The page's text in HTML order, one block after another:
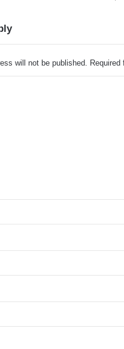
will not be published. Required